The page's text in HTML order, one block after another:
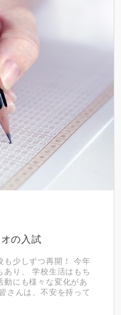
の入試
も少しずつ再開！ 今年
あり、 学校生活はもち
動にも様々な変化があ
さんは、不安を持って